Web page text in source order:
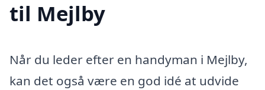
til Mejlby
Når du leder efter en handyman i Mejlby,
kan det også være en god idé at udvide